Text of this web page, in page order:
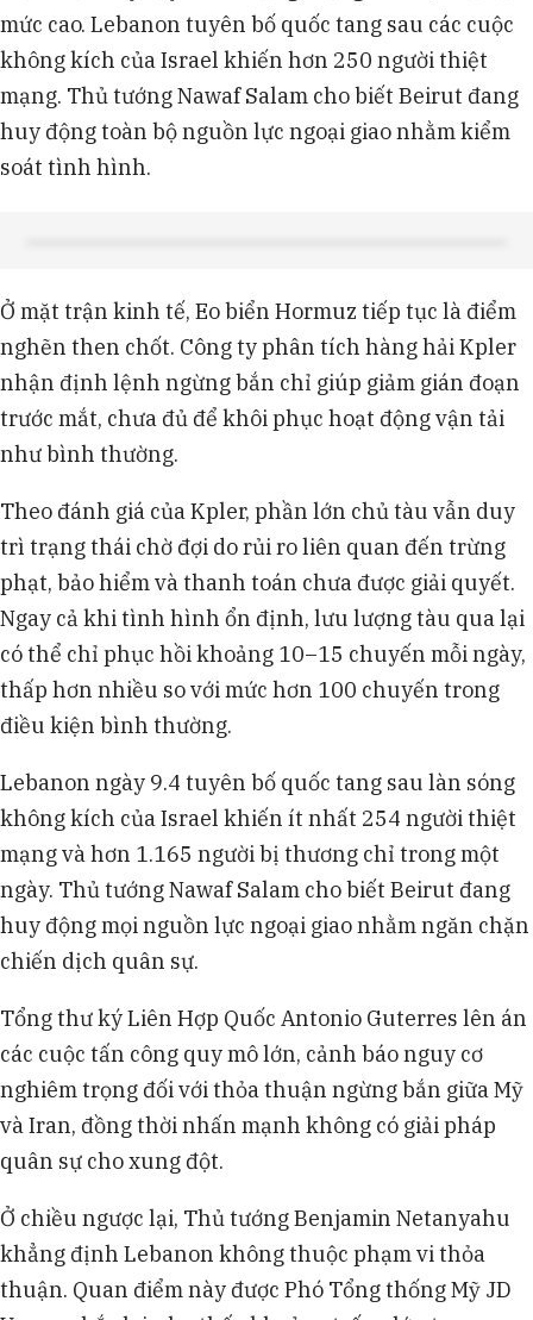
mức cao. Lebanon tuyên bố quốc tang sau các cuộc
không kích của Israel khiến hơn 250 người thiệt
mạng. Thủ tướng Nawaf Salam cho biết Beirut đang
huy động toàn bộ nguồn lực ngoại giao nhằm kiểm
soát tình hình.
Ở mặt trận kinh tế, Eo biển Hormuz tiếp tục là điểm
nghẽn then chốt. Công ty phân tích hàng hải Kpler
nhận định lệnh ngừng bắn chỉ giúp giảm gián đoạn
trước mắt, chưa đủ để khôi phục hoạt động vận tải
như bình thường.
Theo đánh giá của Kpler, phần lớn chủ tàu vẫn duy
trì trạng thái chờ đợi do rủi ro liên quan đến trừng
phạt, bảo hiểm và thanh toán chưa được giải quyết.
Ngay cả khi tình hình ổn định, lưu lượng tàu qua lại
có thể chỉ phục hồi khoảng 10–15 chuyến mỗi ngày,
thấp hơn nhiều so với mức hơn 100 chuyến trong
điều kiện bình thường.
Lebanon ngày 9.4 tuyên bố quốc tang sau làn sóng
không kích của Israel khiến ít nhất 254 người thiệt
mạng và hơn 1.165 người bị thương chỉ trong một
ngày. Thủ tướng Nawaf Salam cho biết Beirut đang
huy động mọi nguồn lực ngoại giao nhằm ngăn chặn
chiến dịch quân sự.
Tổng thư ký Liên Hợp Quốc Antonio Guterres lên án
các cuộc tấn công quy mô lớn, cảnh báo nguy cơ
nghiêm trọng đối với thỏa thuận ngừng bắn giữa Mỹ
và Iran, đồng thời nhấn mạnh không có giải pháp
quân sự cho xung đột.
Ở chiều ngược lại, Thủ tướng Benjamin Netanyahu
khẳng định Lebanon không thuộc phạm vi thỏa
thuận. Quan điểm này được Phó Tổng thống Mỹ JD